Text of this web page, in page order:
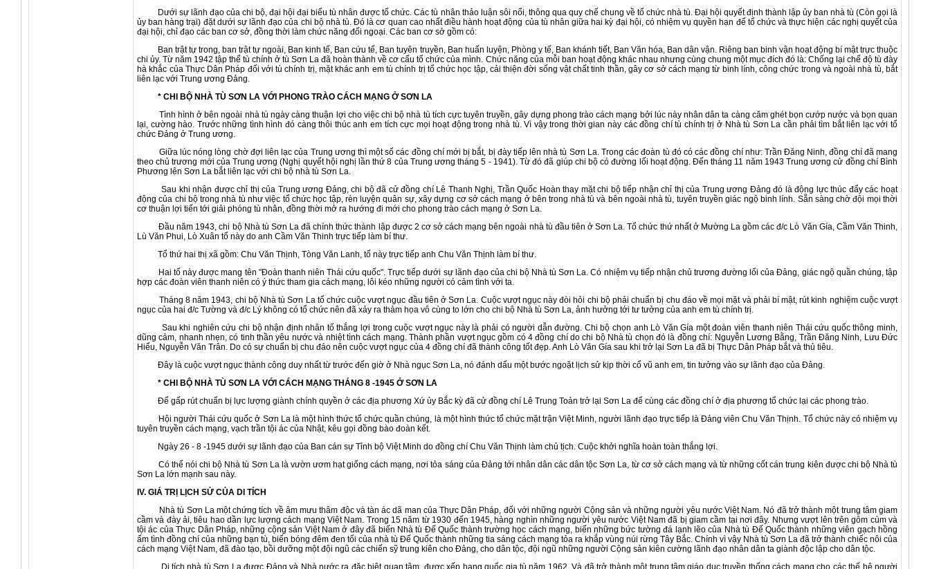
Dưới sự lãnh đạo của chi bộ, đại hội đại biểu tù nhân được tổ chức. Các tù nhân thảo luận sôi nổi, thông qua quy chế chung về tổ chức nhà tù. Đại hội quyết định thành lập ủy ban nhà tù (Còn gọi là
ủy ban hàng trại) đặt dưới sự lãnh đạo của chi bộ nhà tù. Đó là cơ quan cao nhất điều hành hoạt động của tù nhân giữa hai kỳ đại hội, có nhiệm vụ quyền hạn để tổ chức và thực hiện các nghị quyết của
đại hội, chỉ đạo các ban cơ sở, đồng thời làm chức năng đối ngoại. Các ban cơ sở gồm có:
Ban trật tự trong, ban trật tự ngoài, Ban kinh tế, Ban cứu tế, Ban tuyên truyền, Ban huấn luyện, Phòng y tế, Ban khánh tiết, Ban Văn hóa, Ban dân vận. Riêng ban binh vận hoạt động bí mật trực thuộc
chi ủy. Từ năm 1942 tập thể tù chính ở tù Sơn La đã hoàn thành về cơ cấu tổ chức của mình. Chức năng của mỗi ban hoạt động khác nhau nhưng cùng chung một mục đích đó là: Chống lại chế độ tù đày
hà khắc của Thực Dân Pháp đối với tù chính trị, mặt khác anh em tù chính trị tổ chức học tập, cải thiện đời sống vật chất tinh thần, gây cơ sở cách mạng từ binh lính, công chức trong và ngoài nhà tù, bắt
liên lạc với Trung ương Đảng.
* CHI BỘ NHÀ TÙ SƠN LA VỚI PHONG TRÀO CÁCH MẠNG Ở SƠN LA
Tình hình ở bên ngoài nhà tù ngày càng thuận lợi cho việc chi bộ nhà tù tích cực tuyên truyền, gây dựng phong trào cách mạng bởi lúc này nhân dân ta càng căm ghét bọn cướp nước và bọn quan
lại, cường hào. Trước những tình hình đó càng thôi thúc anh em tích cực mọi hoạt động trong nhà tù. Vì vậy trong thời gian này các đồng chí tù chính trị ở Nhà tù Sơn La cần phải tìm bắt liên lạc với tổ
chức Đảng ở Trung ương.
Giữa lúc nóng lòng chờ đợi liên lạc của Trung ương thì một số các đồng chí mới bị bắt, bị đày tiếp lên nhà tù Sơn La. Trong các đoàn tù đó có các đồng chí như: Trần Đăng Ninh, đồng chí đã mang
theo chủ trương mới của Trung ương (Nghị quyết hội nghị lần thứ 8 của Trung ương tháng 5 - 1941). Từ đó đã giúp chi bộ có đường lối hoạt động. Đến tháng 11 năm 1943 Trung ương cử đồng chí Bình
Phương lên Sơn La bắt liên lạc với chi bộ nhà tù Sơn La.
Sau khi nhận được chỉ thị của Trung ương Đảng, chi bộ đã cử đồng chí Lê Thanh Nghị, Trần Quốc Hoàn thay mặt chi bộ tiếp nhận chỉ thị của Trung ương Đảng đó là động lực thúc đẩy các hoạt
động của chi bộ trong nhà tù như việc tổ chức học tập, rèn luyện quân sự, xây dựng cơ sở cách mạng ở bên trong nhà tù và bên ngoài nhà tù, tuyên truyền giác ngộ binh lính. Sẵn sàng chờ đội mọi thời
cơ thuận lợi tiến tới giải phóng tù nhân, đồng thời mở ra hướng đi mới cho phong trào cách mạng ở Sơn La.
Đầu năm 1943, chi bộ Nhà tù Sơn La đã chính thức thành lập được 2 cơ sở cách mạng bên ngoài nhà tù đầu tiên ở Sơn La. Tổ chức thứ nhất ở Mường La gồm các đ/c Lò Văn Gía, Cầm Văn Thinh,
Lù Văn Phui, Lò Xuân tổ này do anh Cầm Văn Thinh trực tiếp làm bí thư.
Tổ thứ hai thị xã gồm: Chu Văn Thịnh, Tòng Văn Lanh, tổ này trực tiếp anh Chu Văn Thịnh làm bí thư.
Hai tổ này được mang tên "Đoàn thanh niên Thái cứu quốc". Trực tiếp dưới sự lãnh đạo của chi bộ Nhà tù Sơn La. Có nhiệm vụ tiếp nhận chủ trương đường lối của Đảng, giác ngộ quần chúng, tập
hợp các đoàn viên thanh niên có ý thức tham gia cách mạng, lôi kéo những người có cảm tình với ta.
Tháng 8 năm 1943, chi bộ Nhà tù Sơn La tổ chức cuộc vượt ngục đầu tiên ở Sơn La. Cuộc vượt ngục này đòi hỏi chi bộ phải chuẩn bị chu đáo về mọi mặt và phải bí mật, rút kinh nghiệm cuộc vượt
ngục của hai đ/c Tường và đ/c Lý không có tổ chức nên đã xảy ra thảm họa vô cùng to lớn cho chi bộ Nhà tù Sơn La, ảnh hưởng tới tư tưởng của anh em tù chính trị.
Sau khi nghiên cứu chi bộ nhận định nhân tố thắng lợi trong cuộc vượt ngục này là phải có người dẫn đường. Chi bộ chọn anh Lò Văn Gía một đoàn viên thanh niên Thái cứu quốc thông minh,
dũng cảm, nhanh nhẹn, có tinh thần yêu nước và nhiệt tình cách mạng. Thành phần vượt ngục gồm có 4 đồng chí do chi bộ Nhà tù chọn đó là đồng chí: Nguyễn Lương Bằng, Trần Đăng Ninh, Lưu Đức
Hiểu, Nguyễn Văn Trân. Do có sự chuẩn bị chu đáo nên cuộc vượt ngục của 4 đồng chí đã thành công tốt đẹp. Anh Lò Văn Gía sau khi trở lại Sơn La đã bị Thực Dân Pháp bắt và thủ tiêu.
Đây là cuộc vượt ngục thành công duy nhất từ trước đến giờ ở Nhà ngục Sơn La, nó đánh dấu một bước ngoặt lịch sử kịp thời cổ vũ anh em, tin tưởng vào sự lãnh đạo của Đảng.
* CHI BỘ NHÀ TÙ SƠN LA VỚI CÁCH MẠNG THÁNG 8 -1945 Ở SƠN LA
Để gấp rút chuẩn bị lực lượng giành chính quyền ở các địa phương Xứ ủy Bắc kỳ đã cử đồng chí Lê Trung Toản trở lại Sơn La để cùng các đồng chí ở địa phương tổ chức lại các phong trào.
Hội người Thái cứu quốc ở Sơn La là một hình thức tổ chức quần chúng, là một hình thức tổ chức mặt trận Việt Minh, người lãnh đạo trực tiếp là Đảng viên Chu Văn Thịnh. Tổ chức này có nhiệm vụ
tuyên truyền cách mạng, vạch trần tội ác của Nhật, kêu gọi đồng bào đoàn kết.
Ngày 26 - 8 -1945 dưới sự lãnh đạo của Ban cán sự Tỉnh bộ Việt Minh do đồng chí Chu Văn Thịnh làm chủ tịch. Cuộc khởi nghĩa hoàn toàn thắng lợi.
Có thể nói chi bộ Nhà tù Sơn La là vườn ươm hạt giống cách mạng, nơi tỏa sáng của Đảng tới nhân dân các dân tộc Sơn La, từ cơ sở cách mạng và từ những cốt cán trung kiên được chi bộ Nhà tù
Sơn La lớn mạnh sau này.
IV. GIÁ TRỊ LỊCH SỬ CỦA DI TÍCH
Nhà tù Sơn La một chứng tích về âm mưu thâm độc và tàn ác dã man của Thực Dân Pháp, đối với những người Cộng sản và những người yêu nước Việt Nam. Nó đã trở thành một trung tâm giam
cầm và đày ải, tiêu hao dần lực lượng cách mạng Việt Nam. Trong 15 năm từ 1930 đến 1945, hàng nghìn những người yêu nước Việt Nam đã bị giam cầm tại nơi đây. Nhưng vượt lên trên gôm cùm và
tội ác của Thực Dân Pháp, những cộng sản Việt Nam ở đây đã biến Nhà tù Đế Quốc thành trường học cách mạng, biến những bức tường đá lạnh lẽo của Nhà tù Đế Quốc thành những viên gạch hồng
ấm tình đồng chí của những bạn tù, biến bóng đêm đen tối của nhà tù Đế Quốc thành những tia sáng cách mạng tỏa ra khắp vùng núi rừng Tây Bắc. Chính vì vậy Nhà tù Sơn La đã trở thành chiếc nôi của
cách mạng Việt Nam, đã đào tạo, bồi dưỡng một đội ngũ các chiến sỹ trung kiên cho Đảng, cho dân tộc, đội ngũ những người Cộng sản kiên cường lãnh đạo nhân dân ta giành độc lập cho dân tộc.
Di tích nhà tù Sơn La được Đảng và Nhà nước ra đặc biệt quan tâm, được xếp hạng quốc gia tù năm 1962. Và đã trở thành một trung tâm giáo dục truyền thống cách mạng cho các thế hệ người